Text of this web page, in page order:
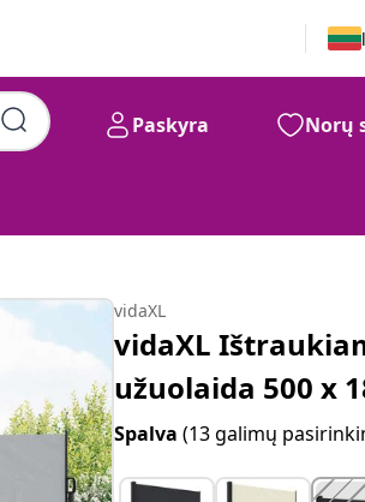
Paskyra Norų
vidaXL
vidaXL
užuolaida 500 x
Spalva(13 galimų